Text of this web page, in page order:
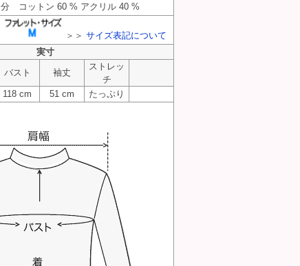
分 コットン 60 % アクリル 40 %
＞＞ サイズ表記について
実寸
バスト 袖丈
ストレッ
チ
118 cm 51 cm たっぷり